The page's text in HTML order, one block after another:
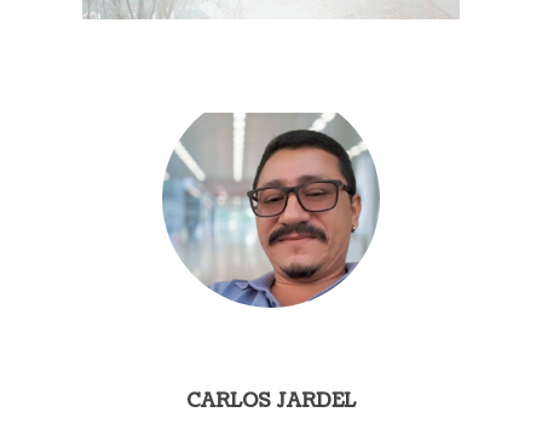
CARLOS JARDEL